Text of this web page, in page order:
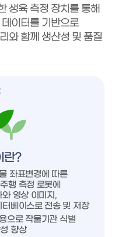
생육 측정 장치를 통해
이터를 기반으로
와 함께 생산성 및 품질
란?
좌표변경에 따른
행 측정 로봇에
영상 이미지,
베이스로 전송 및 저장
으로 작물기관 식별
향상